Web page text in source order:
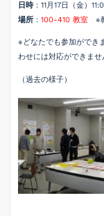
日時 ：11月17日（金）
場所 ：100-410 教室 ※
※どなたでも参加ができ
わせには対応ができませ
（過去の様子）